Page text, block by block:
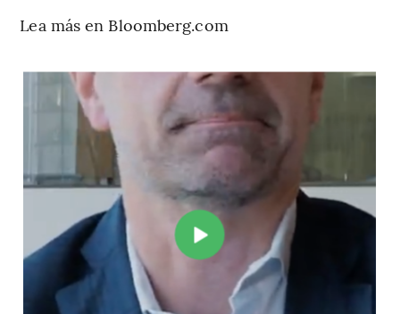
Lea más en Bloomberg.com